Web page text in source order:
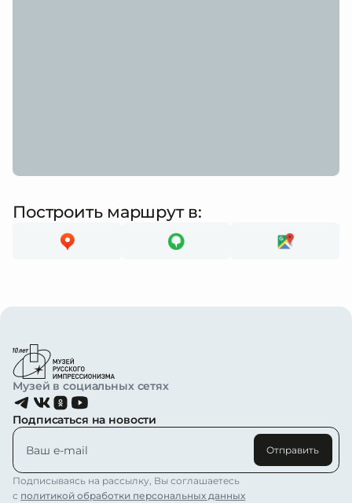
Построить маршрут в:
Музей в социальных сетях
Подписаться на новости
Отправить
Подписываясь на рассылку, Вы соглашаетесь
с политикой обработки персональных данных